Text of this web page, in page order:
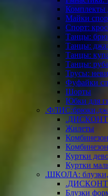
Комплекты
Майки
Спорт:
Танцы:
Танцы:
Танцы:
Танцы:
Трусы:
Фуфайки
Шорты
Юбки для
.ДИСКОНТ
Жилеты
Куртки
Куртки
.ШКОЛА: блузки,
.ДИСКОНТ
Блузки